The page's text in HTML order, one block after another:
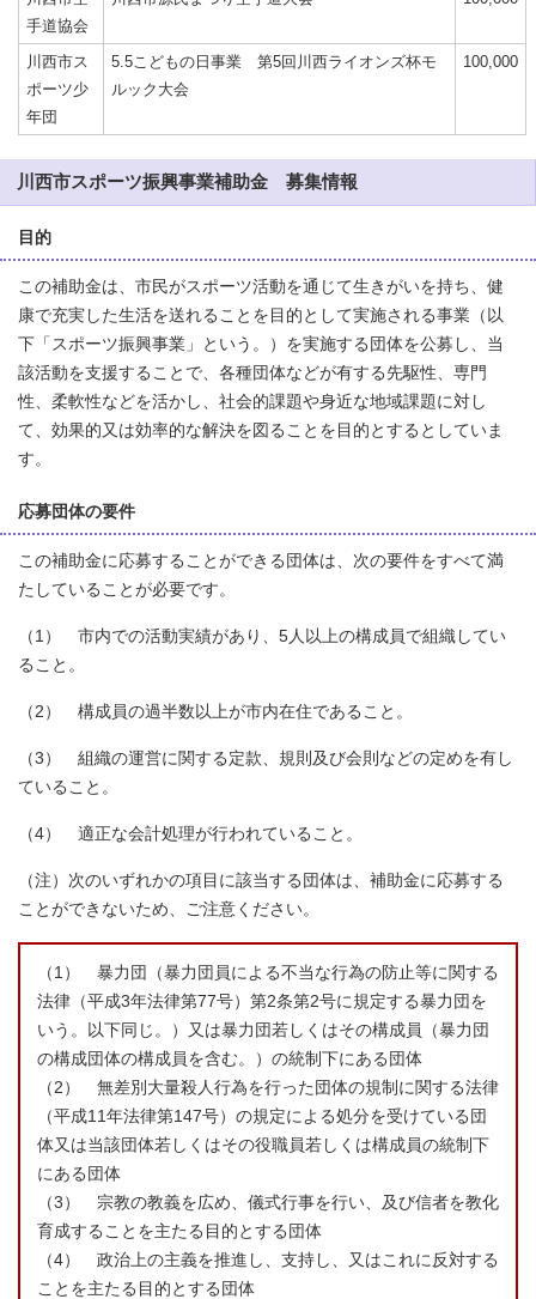
手道協会
川西市ス
ポーツ少
年団
5.5こどもの日事業 第5回川西ライオンズ杯モ
ルック大会
100,000
川西市スポーツ振興事業補助金 募集情報
目的
この補助金は、市民がスポーツ活動を通じて生きがいを持ち、健
康で充実した生活を送れることを目的として実施される事業（以
下「スポーツ振興事業」という。）を実施する団体を公募し、当
該活動を支援することで、各種団体などが有する先駆性、専門
性、柔軟性などを活かし、社会的課題や身近な地域課題に対し
て、効果的又は効率的な解決を図ることを目的とするとしていま
す。
応募団体の要件
この補助金に応募することができる団体は、次の要件をすべて満
たしていることが必要です。
（1） 市内での活動実績があり、5人以上の構成員で組織してい
ること。
（2） 構成員の過半数以上が市内在住であること。
（3） 組織の運営に関する定款、規則及び会則などの定めを有し
ていること。
（4） 適正な会計処理が行われていること。
（注）次のいずれかの項目に該当する団体は、補助金に応募する
ことができないため、ご注意ください。
（1） 暴力団（暴力団員による不当な行為の防止等に関する
法律（平成3年法律第77号）第2条第2号に規定する暴力団を
いう。以下同じ。）又は暴力団若しくはその構成員（暴力団
の構成団体の構成員を含む。）の統制下にある団体
（2） 無差別大量殺人行為を行った団体の規制に関する法律
（平成11年法律第147号）の規定による処分を受けている団
体又は当該団体若しくはその役職員若しくは構成員の統制下
にある団体
（3） 宗教の教義を広め、儀式行事を行い、及び信者を教化
育成することを主たる目的とする団体
（4） 政治上の主義を推進し、支持し、又はこれに反対する
ことを主たる目的とする団体